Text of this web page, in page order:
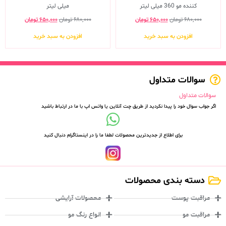
کننده مو 360 میلی لیتر
۶۸۰,۰۰۰تومان۶۵۰,۰۰۰ تومان
افزودن به سبد خرید
میلی لیتر
۶۸۰,۰۰۰تومان۶۵۰,۰۰۰ تومان
افزودن به سبد خرید
سوالات متداول
سوالات متداول
اگر جواب سوال خود را پیدا نکردید از طریق چت آنلاین یا واتس اپ با ما در ارتباط باشید
برای اطلاع از جدیدترین محصولات لطفا ما را در اینستاگرام دنبال کنید
دسته بندی محصولات
مراقبت پوست
مراقبت مو
محصولات آرایشی
انواع رنگ مو